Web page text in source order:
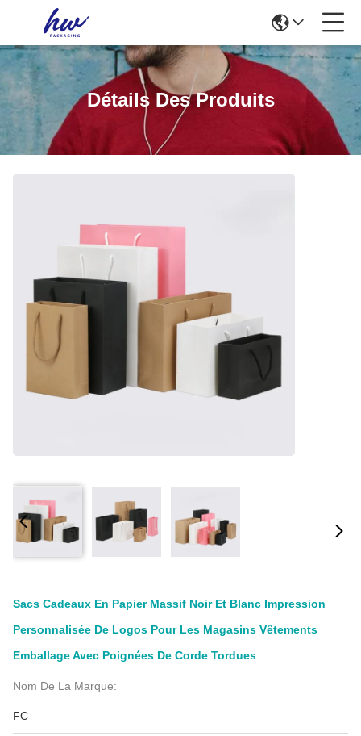
Détails Des Produits
Sacs Cadeaux En Papier Massif Noir Et Blanc Impression
Personnalisée De Logos Pour Les Magasins Vêtements
Emballage Avec Poignées De Corde Tordues
Nom De La Marque:
FC